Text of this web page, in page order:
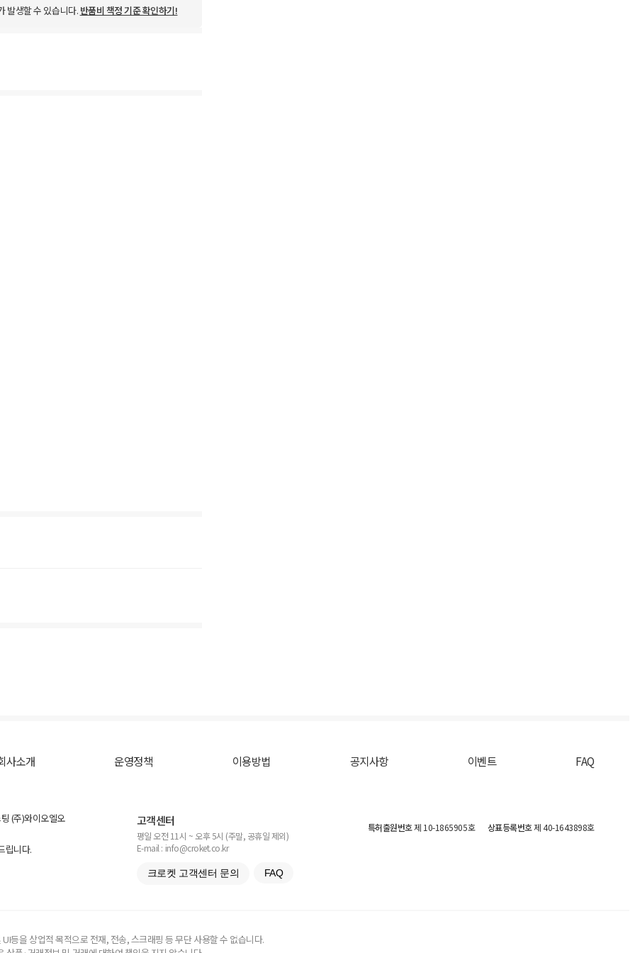
발생할 수 있습니다. 반품비 책정 기준 확인하기!
사소개 운영정책 이용방법 공지사항 이벤트 FAQ
(주)와이오엘오
립니다.
고객센터
평일 오전 11시 ~ 오후 5시 (주말, 공휴일 제외)
E-mail : info@croket.co.kr
크로켓 고객센터 문의 FAQ
특허출원번호제 10-1865905호 상표등록번호제 40-1643898호
등을 상업적 목적으로 전재, 전송, 스크래핑 등 무단 사용할 수 없습니다.